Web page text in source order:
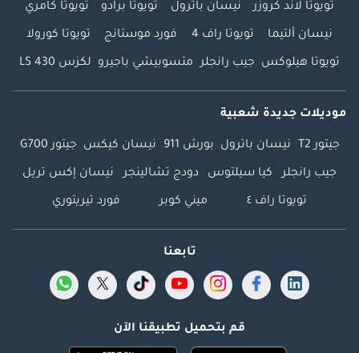
تويوتا لاند كروزر نيسان باترول تويوتا برادو تويوتا كامري
نيسان ألتيما تويوتا راف 4 فورد موستانج تويوتا كورولا
تويوتا هيلوكس جيب رانجلر متسوبيشي باجيرو لكزس LS 430
موديلات جديدة شعبية
جيتور T2 نيسان باترول بورش 911 نيسان كيكس جيتور G700
جيب رانجلر كيا سيلتوس دودج تشالينجر نيسان إكس تريل
تويوتا راف ٤ ميني كوبر فورد تيريتوري
تابعنا
قم بتحميل تطبيقنا الآن